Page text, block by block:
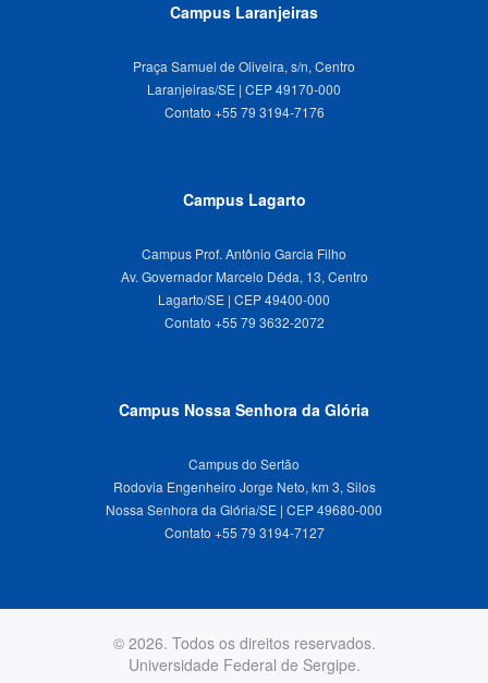
Campus Laranjeiras
Praça Samuel de Oliveira, s/n, Centro
Laranjeiras/SE | CEP 49170-000
Campus Lagarto
Campus Prof. Antônio Garcia Filho
Av. Governador Marcelo Déda, 13, Centro
Lagarto/SE | CEP 49400-000
Campus Nossa Senhora da Glória
Campus do Sertão
Rodovia Engenheiro Jorge Neto, km 3, Silos
Nossa Senhora da Glória/SE | CEP 49680-000
Contato +55 79 3194-7127
© 2026. Todos os direitos reservados.
Universidade Federal de Sergipe.